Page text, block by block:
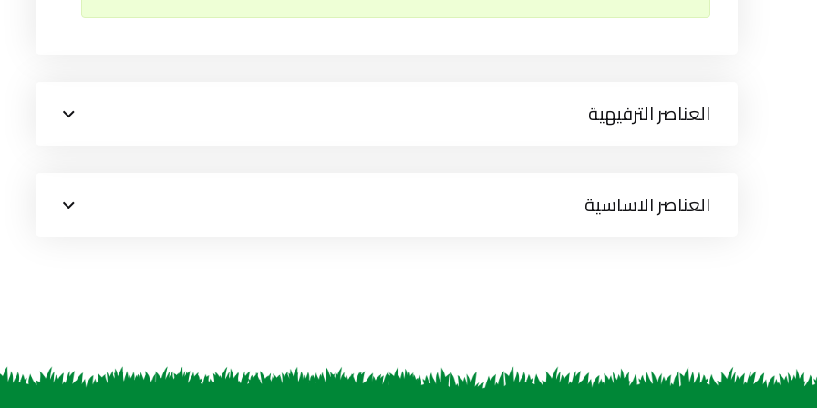
العناصر الترفيهية
العناصر الاساسية